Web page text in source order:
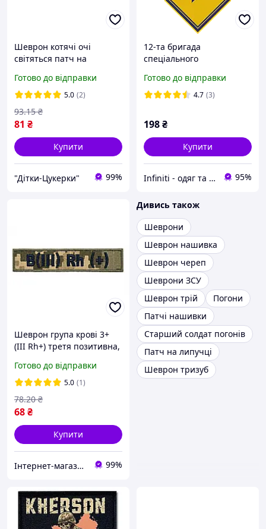
Шеврон котячі очі
світяться патч на
тактична нашивка,
військовий
Готово до відправки
5.0 (2)
81 ₴
93.15 ₴
Купити
"Дітки-Цукерки" 99%
12-та бригада
спеціального
Готово до відправки
4.7 (3)
198₴
Купити
Infiniti - одяг та аксесуари 95%
Шеврон група крові 3+
(III Rh+) третя позитивна,
патч олива, саржа,
вишивка
Готово до відправки
5.0 (1)
68₴
78.20 ₴
Купити
Інтернет-магазин «Світ іграшок» 99%
Дивись також
Шеврони
Шеврон нашивка
Шеврон череп
Шеврони ЗСУ
Шеврон трій
Погони
Патчі нашивки
Старший солдат погонів
Патч на липучці
Шеврон тризуб